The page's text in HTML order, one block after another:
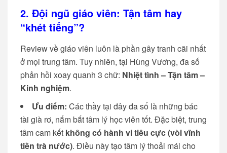
2. Đội ngũ giáo viên: Tận tâm hay
“khét tiếng”?
Review về giáo viên luôn là phần gây tranh cãi nhất
ở mọi trung tâm. Tuy nhiên, tại Hùng Vương, đa số
phản hồi xoay quanh 3 chữ: Nhiệt tình – Tận tâm –
Kinh nghiệm.
Ưu điểm: Các thầy tại đây đa số là những bác
tài già rơ, nắm bắt tâm lý học viên tốt. Đặc biệt, trung
tâm cam kết không có hành vi tiêu cực (vòi vĩnh
tiền trà nước). Điều này tạo tâm lý thoải mái cho